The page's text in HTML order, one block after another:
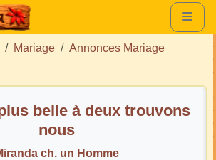
Mariage
Annonces Mariage
belle à deux trouvons
nous
ch. un Homme